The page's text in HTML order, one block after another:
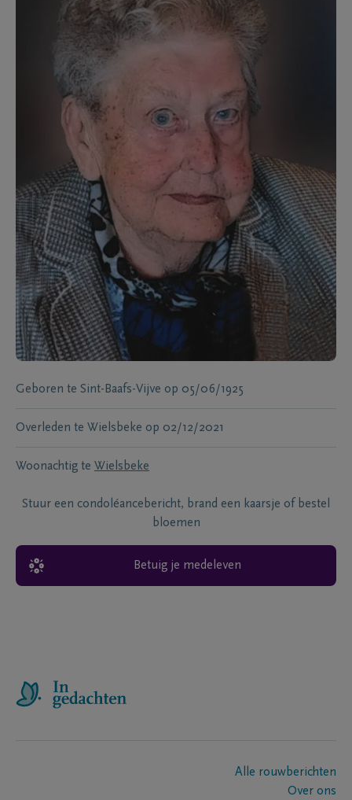
Geboren te Sint-Baafs-Vijve op 05/06/1925
Overleden te Wielsbeke op 02/12/2021
Woonachtig te Wielsbeke
Stuur een condoléancebericht, brand een kaarsje of bestel
bloemen
Betuig je medeleven
Alle rouwberichten
Over ons